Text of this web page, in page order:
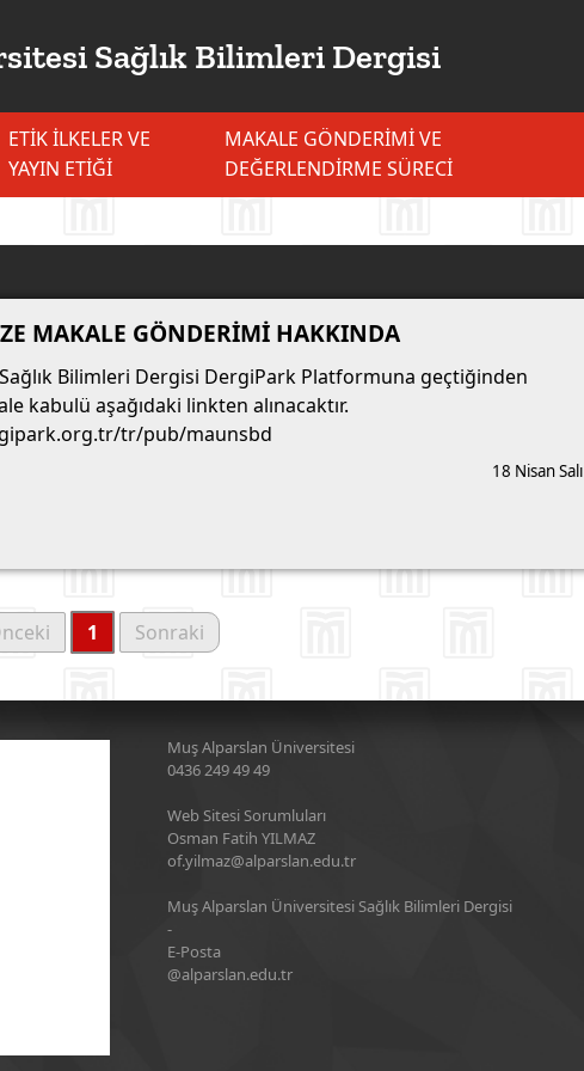
Sağlık Bilimleri Dergisi
ETIK İLKELER VE
YAYIN ETIĞI
MAKALE GÖNDERIMI VE
DEĞERLENDIRME SÜRECI
MAKALE GÖNDERİMİ HAKKINDA
Bilimleri Dergisi DergiPark Platformuna geçtiğinden
kabulü aşağıdaki linkten alınacaktır.
tr/pub/maunsbd
18 Nisan Salı
1 Sonraki
Muş Alparslan Üniversitesi
0436 249 49 49
Web Sitesi Sorumluları
Osman Fatih YILMAZ
of.yilmaz@alparslan.edu.tr
Muş Alparslan Üniversitesi Sağlık Bilimleri Dergisi
-
E-Posta
@alparslan.edu.tr